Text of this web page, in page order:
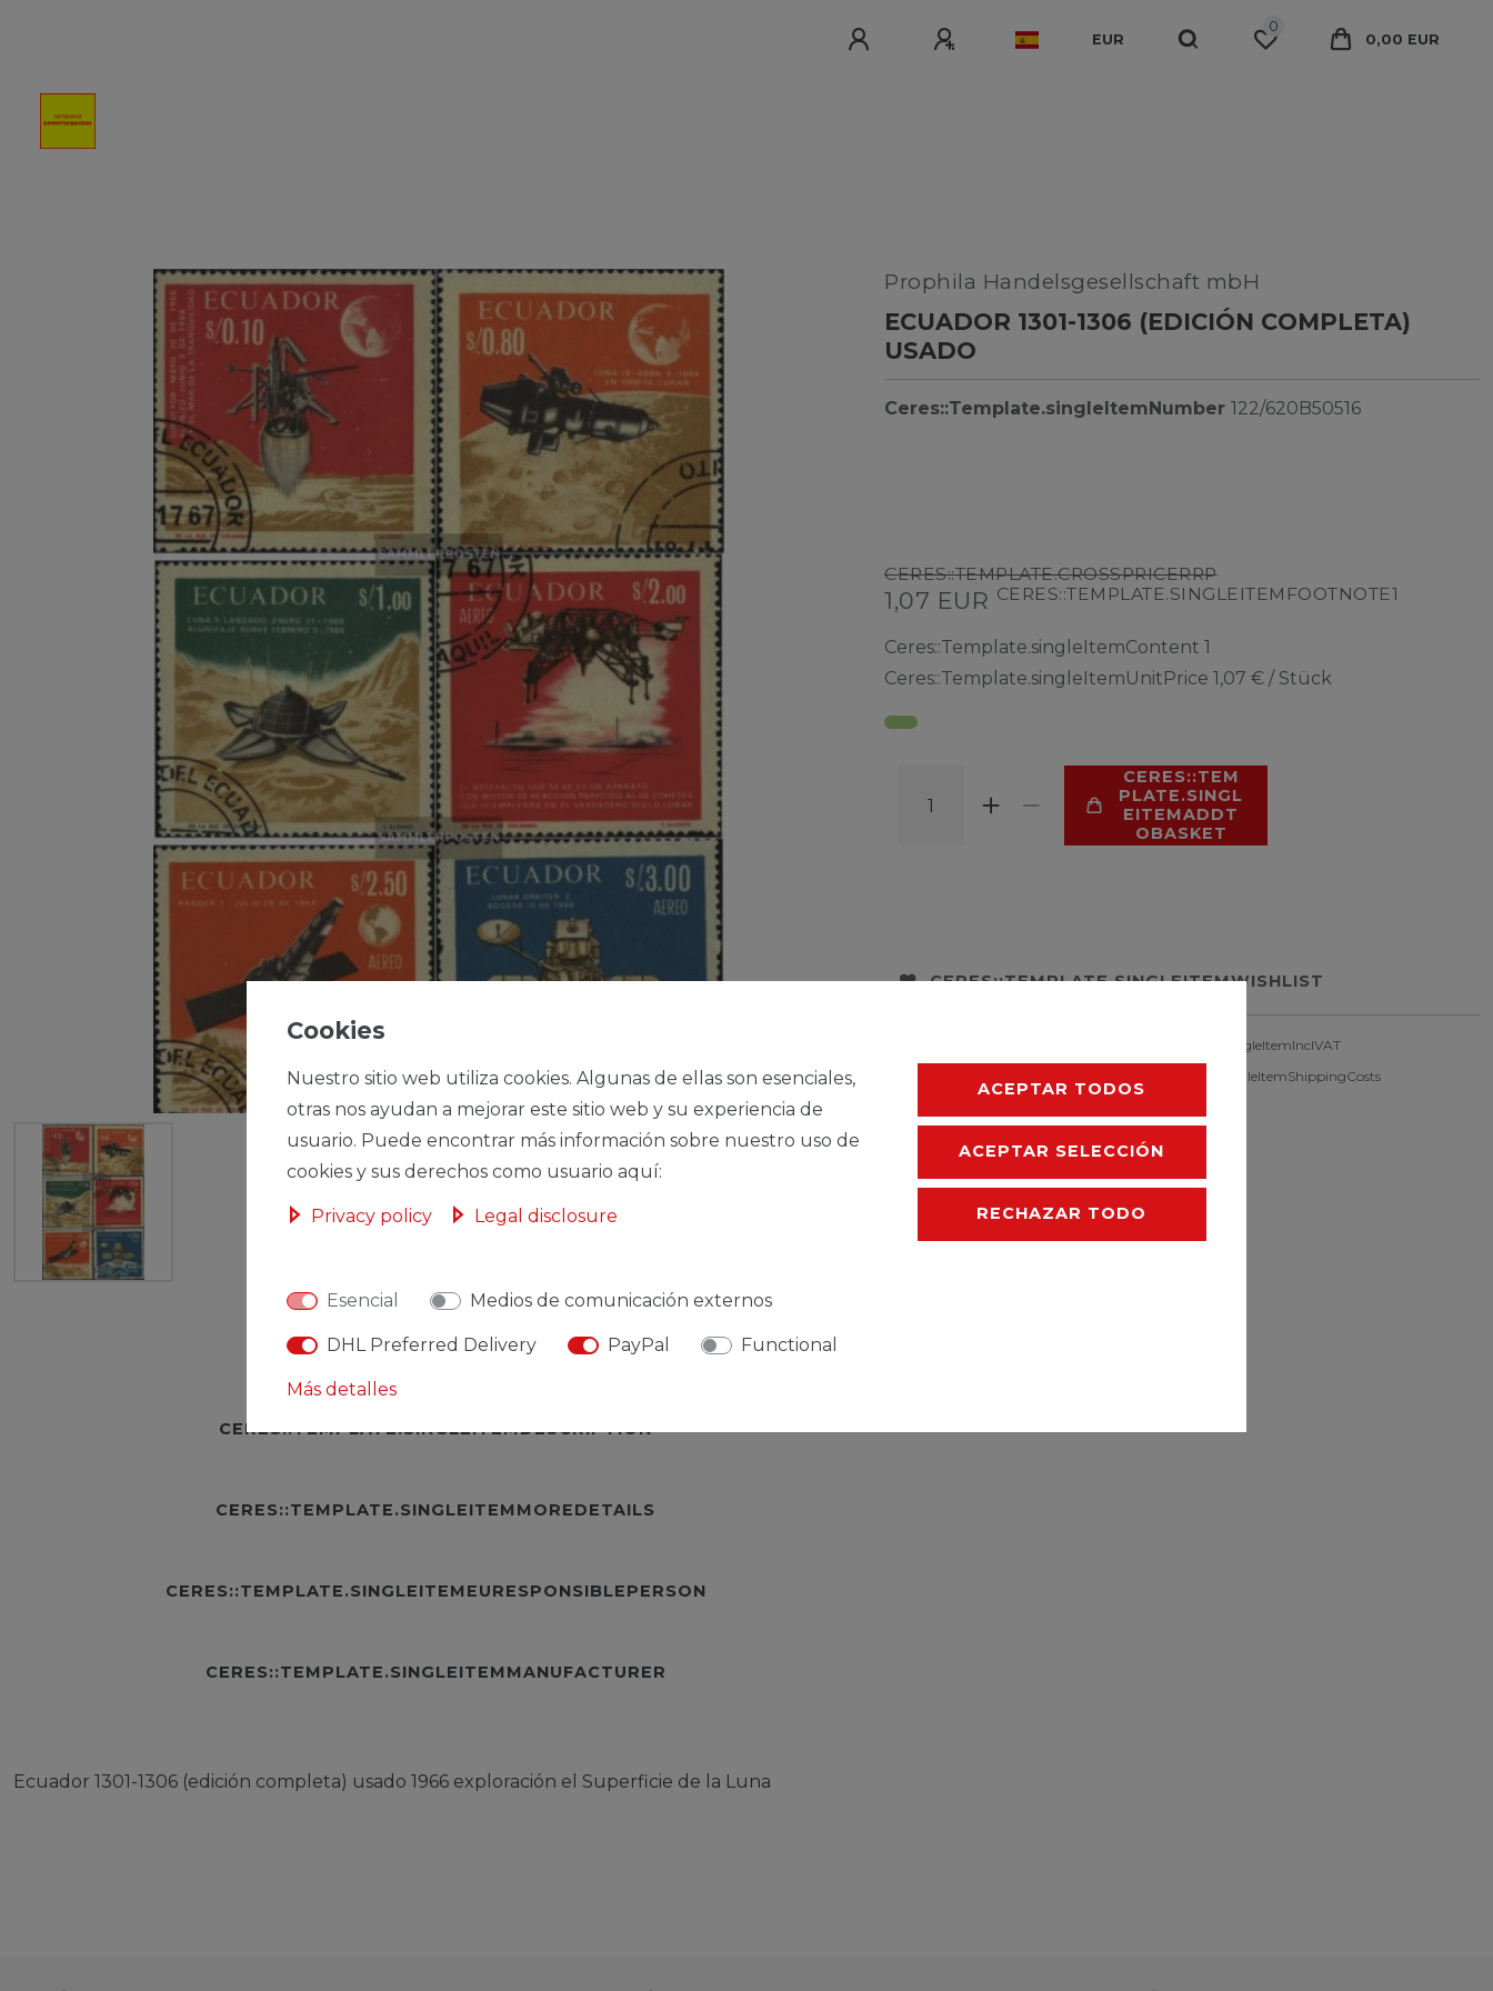
EUR
0
0,00 EUR
Prophila Handelsgesellschaft mbH
ECUADOR 1301-1306 (EDICIÓN COMPLETA)
USADO
Ceres::Template.singleItemNumber 122/620B50516
CERES::TEMPLATE.CROSSPRICERRP
1,07 EUR CERES::TEMPLATE.SINGLEITEMFOOTNOTE1
Ceres::Template.singleItemContent 1
Ceres::Template.singleItemUnitPrice 1,07 € / Stück
CERES::TEM
PLATE.SINGL
EITEMADDT
OBASKET
CERES::TEMPLATE.SINGLEITEMWISHLIST
Ceres::Template.singleItemFootnote1 Ceres::Template.singleItemInclVAT
Ceres::Template.singleItemShippingCosts
CERES::TEMPLATE.SINGLEITEMDESCRIPTION
CERES::TEMPLATE.SINGLEITEMMOREDETAILS
CERES::TEMPLATE.SINGLEITEMEURESPONSIBLEPERSON
CERES::TEMPLATE.SINGLEITEMMANUFACTURER
Ecuador 1301-1306 (edición completa) usado 1966 exploración el Superficie de la Luna
Cookies
Nuestro sitio web utiliza cookies. Algunas de ellas son esenciales,
otras nos ayudan a mejorar este sitio web y su experiencia de
usuario. Puede encontrar más información sobre nuestro uso de
cookies y sus derechos como usuario aquí:
Privacy policy Legal disclosure
Esencial Medios de comunicación externos
DHL Preferred Delivery PayPal Functional
Más detalles
ACEPTAR TODOS
ACEPTAR SELECCIÓN
RECHAZAR TODO